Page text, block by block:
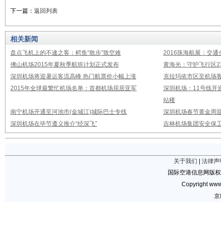
下一篇： 返回列表
相关新闻
盘点飞机上的不速之客：鳄鱼“散步”致空难
2016珠海航展：交通
佛山机场2015年夏秋季航班计划正式发布
黄海光：守护飞行区
深圳机场将迎暑运客流高峰 热门航票价小幅上涨
克拉玛依市区至机场
2015年全球最繁忙机场名单：首都机场屈居亚军
深圳机场：11号线开
站楼
南宁机场开通至河池市(金城江)城际巴士专线
深圳机场春节黄金周
深圳机场在毕节遵义推介“经深飞”
吉林机场集团安全保
关于我们
法律声
国际空港信息网版
Copyright